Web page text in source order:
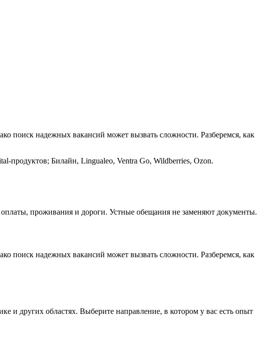
поиск надежных вакансий может вызвать сложности. Разберемся, как
продуктов; Билайн, Lingualeo, Ventra Go, Wildberries, Ozon.
проживания и дороги. Устные обещания не заменяют документы.
поиск надежных вакансий может вызвать сложности. Разберемся, как
и других областях. Выберите направление, в котором у вас есть опыт